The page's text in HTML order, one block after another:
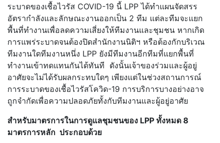
ระบาดของเชื้อไวรัส COVID-19 นี้ LPP ได้ทำแผนจัดสรร
อัตรากำลังและลักษณะงานออกเป็น 2 ทีม แต่ละทีมจะแยก
พื้นที่ทำงานเพื่อลดความเสี่ยงให้ทีมงานและชุมชน หากเกิด
การแพร่ระบาดจนต้องปิดสำนักงานนิติฯ หรือต้องกักบริเวณ
ทีมงานใดทีมงานหนึ่ง LPP ยังมีทีมงานอีกทีมที่แยกพื้นที่
ทำงานเข้าทดแทนกันได้ทันที ดังนั้นเจ้าของร่วมและผู้อยู่
อาศัยจะไม่ได้รับผลกระทบใดๆ เพียงแต่ในช่วงสถานการณ์
การระบาดของเชื้อไวรัสโควิด-19 การบริการบางอย่างอาจ
ถูกจำกัดเพื่อความปลอดภัยทั้งกับทีมงานและผู้อยู่อาศัย
สำหรับมาตรการในการดูแลชุมชนของ LPP ทั้งหมด 8
มาตรการหลัก ประกอบด้วย